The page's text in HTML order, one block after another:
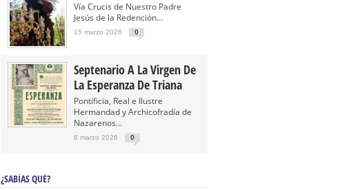
Vía Crucis de Nuestro Padre
Jesús de la Redención...
15 marzo 2026 0
Septenario A La Virgen De
La Esperanza De Triana
Pontificia, Real e Ilustre
Hermandad y Archicofradía de
Nazarenos...
8 marzo 2026 0
¿SABÍAS QUÉ?